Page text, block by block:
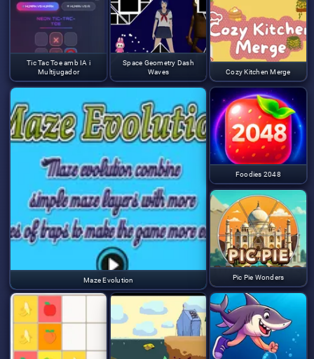
Tic Tac Toe amb IA i
Multijugador
Space Geometry Dash
Waves
Maze Evolution
Cozy Kitchen Merge
Foodies 2048
Pic Pie Wonders